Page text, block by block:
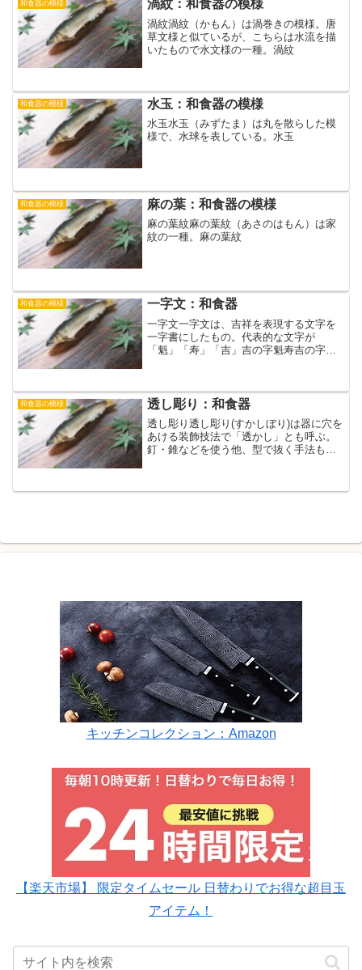
和食器の模様 渦紋：和食器の模様
渦紋渦紋（かもん）は渦巻きの模様。唐
草文様と似ているが、こちらは水流を描
いたもので水文様の一種。渦紋
和食器の模様 水玉：和食器の模様
水玉水玉（みずたま）は丸を散らした模
様で、水球を表している。水玉
和食器の模様 麻の葉：和食器の模様
麻の葉紋麻の葉紋（あさのはもん）は家
紋の一種。麻の葉紋
和食器の模様 一字文：和食器
一字文一字文は、吉祥を表現する文字を
一字書にしたもの。代表的な文字が
「魁」「寿」「吉」吉の字魁寿吉の字魁
和食器の模様 透し彫り：和食器
透し彫り透し彫り(すかしぼり)は器に穴を
あける装飾技法で「透かし」とも呼ぶ。
釘・錐などを使う他、型で抜く手法もあ
キッチンコレクション：Amazon
【楽天市場】 限定タイムセール 日替わりでお得な超目玉
アイテム！